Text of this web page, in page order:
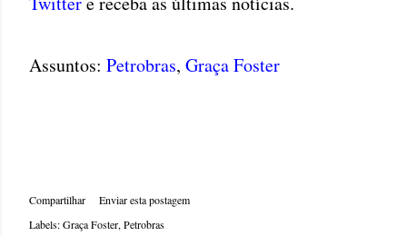
Assuntos: Petrobras, Graça Foster
Compartilhar
Enviar esta postagem
Labels:Graça Foster Petrobras